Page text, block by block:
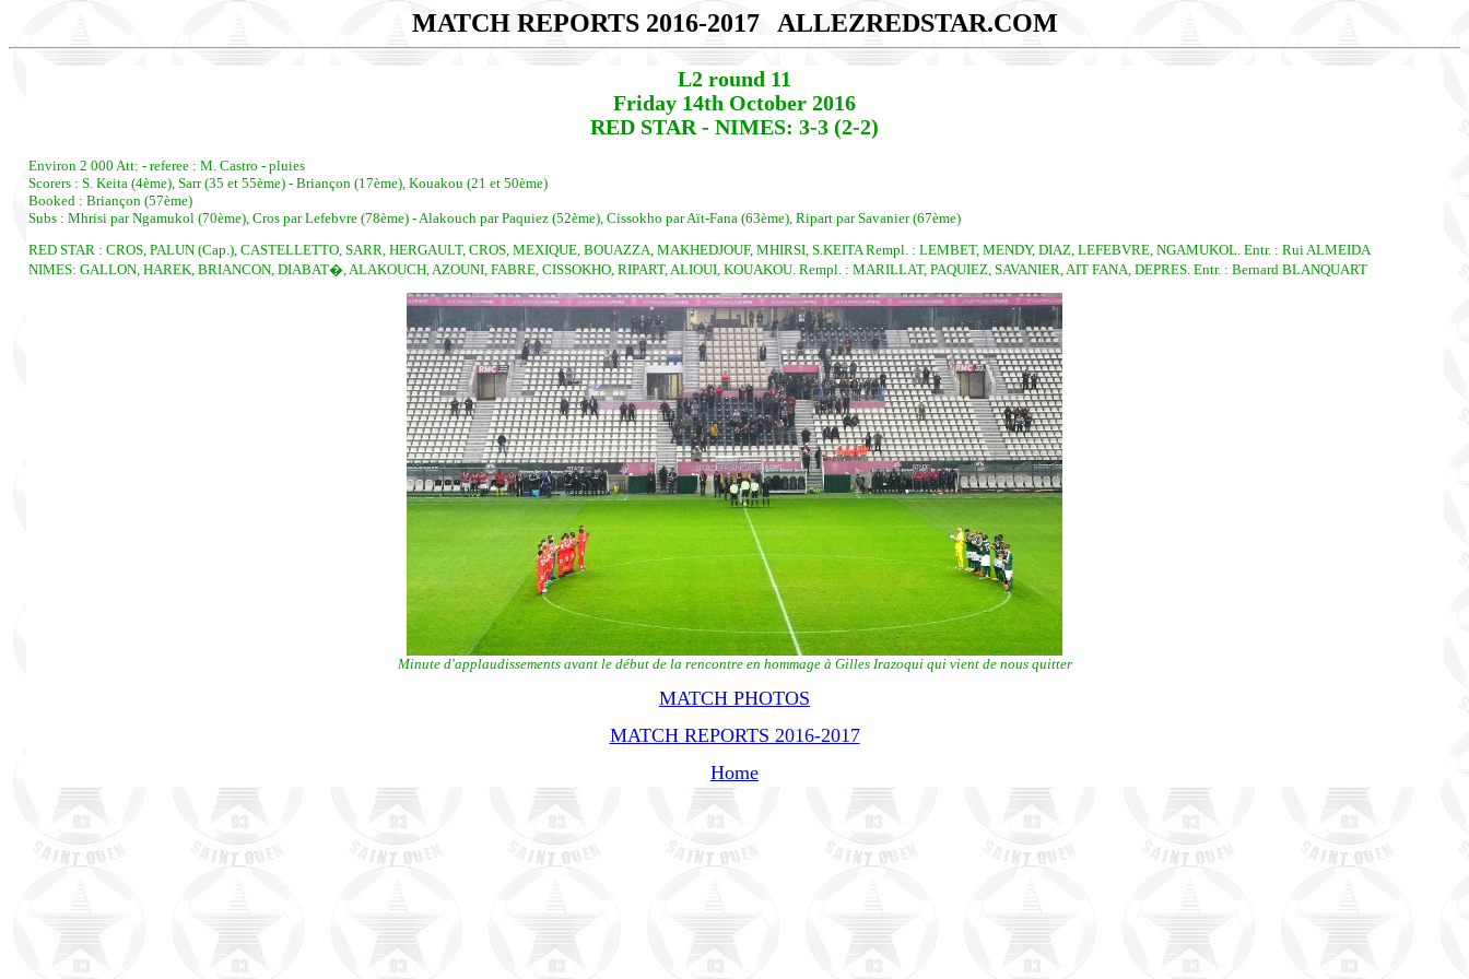
MATCH REPORTS 2016-2017 ALLEZREDSTAR.COM
L2 round 11
Friday 14th October 2016
RED STAR - NIMES: 3-3 (2-2)
Environ 2 000 Att: - referee : M. Castro - pluies
Scorers : S. Keita (4ème), Sarr (35 et 55ème) - Briançon (17ème), Kouakou (21 et 50ème)
Booked : Briançon (57ème)
Subs : Mhrisi par Ngamukol (70ème), Cros par Lefebvre (78ème) - Alakouch par Paquiez (52ème), Cissokho par Aït-Fana (63ème), Ripart par Savanier (67ème)
RED STAR : CROS, PALUN (Cap.), CASTELLETTO, SARR, HERGAULT, CROS, MEXIQUE, BOUAZZA, MAKHEDJOUF, MHIRSI, S.KEITA Rempl. : LEMBET, MENDY, DIAZ, LEFEBVRE, NGAMUKOL. Entr. : Rui ALMEIDA
NIMES: GALLON, HAREK, BRIANCON, DIABAT�, ALAKOUCH, AZOUNI, FABRE, CISSOKHO, RIPART, ALIOUI, KOUAKOU. Rempl. : MARILLAT, PAQUIEZ, SAVANIER, AIT FANA, DEPRES. Entr. : Bernard BLANQUART
Minute d'applaudissements avant le début de la rencontre en hommage à Gilles Irazoqui qui vient de nous quitter
MATCH PHOTOS
MATCH REPORTS 2016-2017
Home